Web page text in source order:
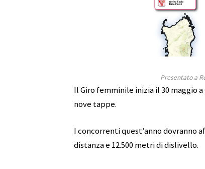
Presentato a
Il Giro femminile inizia il 30 maggio
nove tappe.
I concorrenti quest’anno dovranno
distanza e 12.500 metri di dislivello.